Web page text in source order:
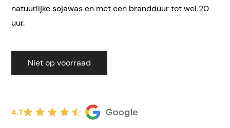
natuurlijke sojawas en met een brandduur tot wel 20
uur.
Niet op voorraad
4.7